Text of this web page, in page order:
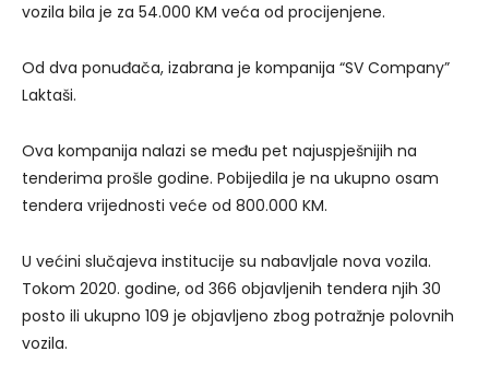
vozila bila je za 54.000 KM veća od procijenjene.
Od dva ponuđača, izabrana je kompanija “SV Company”
Laktaši.
Ova kompanija nalazi se među pet najuspješnijih na
tenderima prošle godine. Pobijedila je na ukupno osam
tendera vrijednosti veće od 800.000 KM.
U većini slučajeva institucije su nabavljale nova vozila.
Tokom 2020. godine, od 366 objavljenih tendera njih 30
posto ili ukupno 109 je objavljeno zbog potražnje polovnih
vozila.